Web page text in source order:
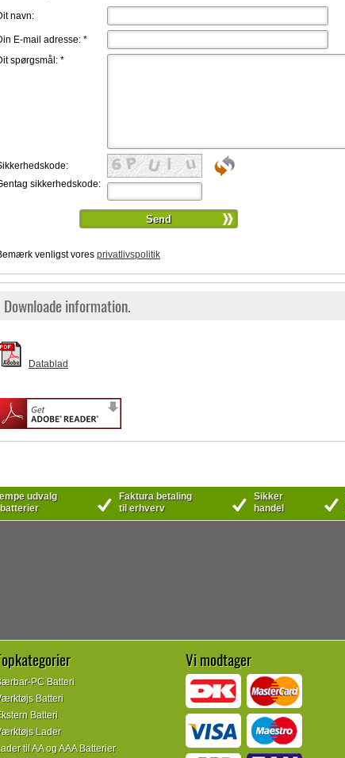
navn:
E-mail adresse: *
spørgsmål: *
sikkerhedskode:
venligst vores privatlivspolitik
Downloade information.
Datablad
udvalg
Faktura betaling
til erhverv
Sikker
handel
PC Batteri
Batteri
Batteri
Lader
til AA og AAA Batterier
Vi modtager